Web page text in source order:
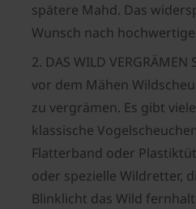
spätere Mahd. Das
Wunsch nach
2. DAS WILD
vor dem Mähen
zu vergrämen. Es gibt
klassische
Flatterband oder
oder spezielle Wildretter,
Blinklicht das Wild